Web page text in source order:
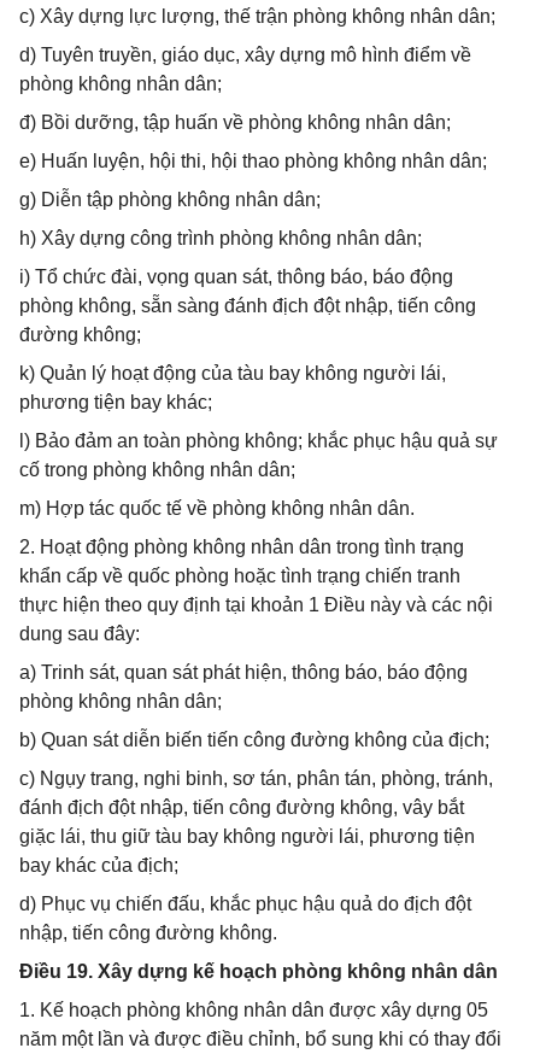
c) Xây dựng lực lượng, thế trận phòng không nhân dân;
d) Tuyên truyền, giáo dục, xây dựng mô hình điểm về
phòng không nhân dân;
đ) Bồi dưỡng, tập huấn về phòng không nhân dân;
e) Huấn luyện, hội thi, hội thao phòng không nhân dân;
g) Diễn tập phòng không nhân dân;
h) Xây dựng công trình phòng không nhân dân;
i) Tổ chức đài, vọng quan sát, thông báo, báo động
phòng không, sẵn sàng đánh địch đột nhập, tiến công
đường không;
k) Quản lý hoạt động của tàu bay không người lái,
phương tiện bay khác;
l) Bảo đảm an toàn phòng không; khắc phục hậu quả sự
cố trong phòng không nhân dân;
m) Hợp tác quốc tế về phòng không nhân dân.
2. Hoạt động phòng không nhân dân trong tình trạng
khẩn cấp về quốc phòng hoặc tình trạng chiến tranh
thực hiện theo quy định tại khoản 1 Điều này và các nội
dung sau đây:
a) Trinh sát, quan sát phát hiện, thông báo, báo động
phòng không nhân dân;
b) Quan sát diễn biến tiến công đường không của địch;
c) Ngụy trang, nghi binh, sơ tán, phân tán, phòng, tránh,
đánh địch đột nhập, tiến công đường không, vây bắt
giặc lái, thu giữ tàu bay không người lái, phương tiện
bay khác của địch;
d) Phục vụ chiến đấu, khắc phục hậu quả do địch đột
nhập, tiến công đường không.
Điều 19. Xây dựng kế hoạch phòng không nhân dân
1. Kế hoạch phòng không nhân dân được xây dựng 05
năm một lần và được điều chỉnh, bổ sung khi có thay đổi